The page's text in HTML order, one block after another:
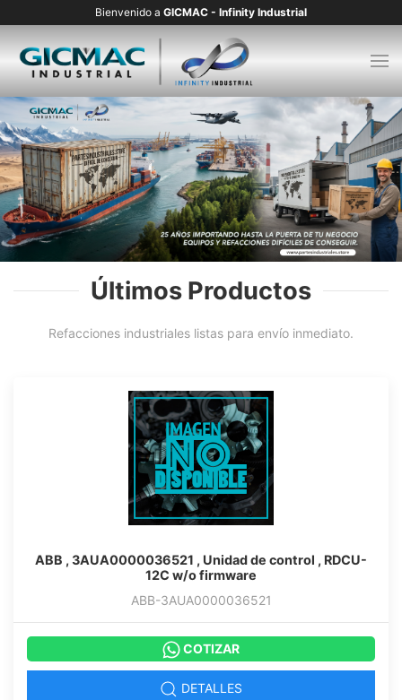
Bienvenido a GICMAC - Infinity Industrial
Últimos Productos
Refacciones industriales listas para envío inmediato.
ABB , 3AUA0000036521 , Unidad de control , RDCU-
12C w/o firmware
ABB-3AUA0000036521
COTIZAR
DETALLES